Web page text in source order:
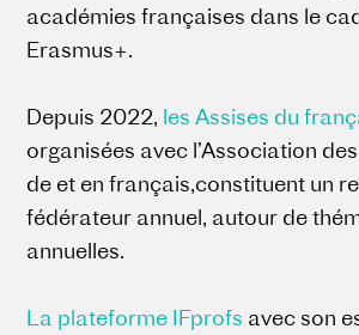
académies françaises dans le
Erasmus+.
Depuis 2022, les Assises du
organisées avec l’Association
de et en français,constituent un
fédérateur annuel, autour de
annuelles.
La plateforme IFprofs avec son